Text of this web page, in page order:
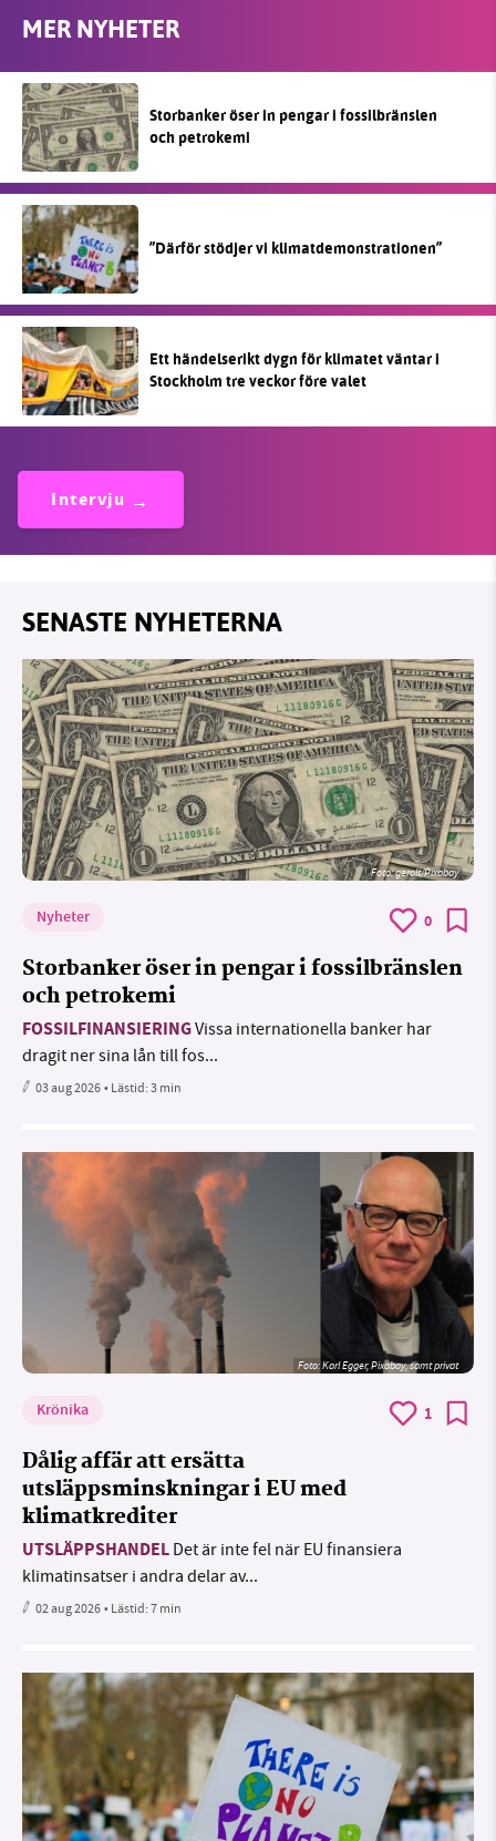
MER NYHETER
Storbanker öser in pengar i fossilbränslen
och petrokemi
”Därför stödjer vi klimatdemonstrationen”
Ett händelserikt dygn för klimatet väntar i
Stockholm tre veckor före valet
Intervju
SENASTE NYHETERNA
Foto:geralt/Pixabay
Nyheter 0
Storbanker öser in pengar i fossilbränslen
och petrokemi
FOSSILFINANSIERINGVissa internationella banker har
dragit ner sina lån till fos...
03 aug 2026• Lästid:3 min
Foto:Karl Egger, Pixabay, samt privat
Krönika 1
Dålig affär att ersätta
utsläppsminskningar i EU med
klimatkrediter
UTSLÄPPSHANDEL Det är inte fel när EU finansiera
klimatinsatser i andra delar av...
02 aug 2026• Lästid:7 min